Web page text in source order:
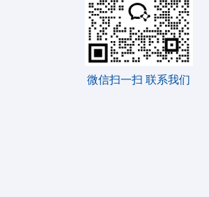
微信扫一扫 联系我们